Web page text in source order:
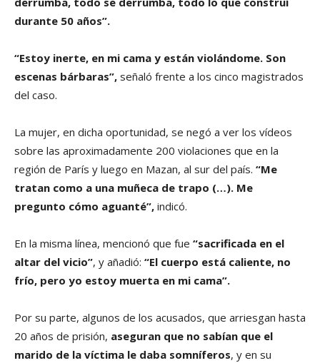
durante 50 años”.
“Estoy inerte, en mi cama y están violándome. Son
escenas bárbaras”, señaló frente a los cinco magistrados
del caso.
La mujer, en dicha oportunidad, se negó a ver los vídeos
sobre las aproximadamente 200 violaciones que en la
región de París y luego en Mazan, al sur del país. “Me
tratan como a una muñeca de trapo (…). Me
pregunto cómo aguanté”, indicó.
En la misma línea, mencionó que fue “sacrificada en el
altar del vicio”, y añadió: “El cuerpo está caliente, no
frío, pero yo estoy muerta en mi cama”.
Por su parte, algunos de los acusados, que arriesgan hasta
20 años de prisión, aseguran que no sabían que el
marido de la víctima le daba somníferos, y en su